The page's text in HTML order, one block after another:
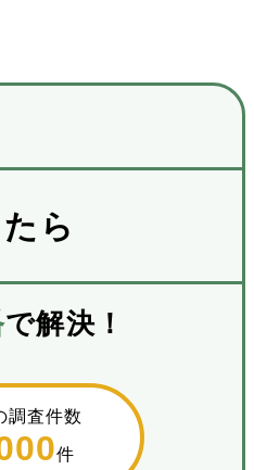
ら
で解決！
調査件数
件